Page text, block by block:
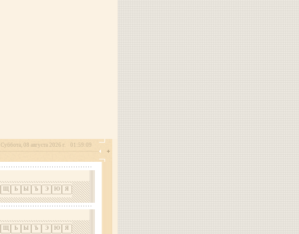
01:59:09
Суббота, 08 августа 2026 г.
Щ Ь Ы Ъ Э Ю Я
Щ Ь Ы Ъ Э Ю Я